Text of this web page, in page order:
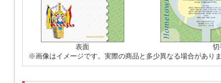
表面
切
※画像はイメージです。実際の商品と多少異なる場合があり